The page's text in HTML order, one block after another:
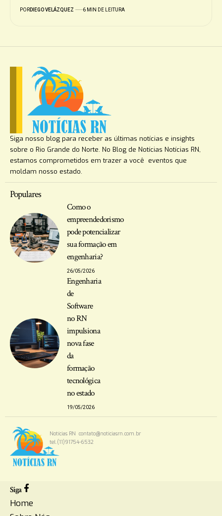
PORDIEGO VELÁZQUEZ 6 MIN DE LEITURA
Siga nosso blog para receber as últimas notícias e insights
sobre o Rio Grande do Norte. No Blog de Notícias Notícias RN,
estamos comprometidos em trazer a você eventos que
moldam nosso estado.
Populares
Como o
empreendedorismo
pode potencializar
sua formação em
engenharia?
26/05/2026
Engenharia
de
Software
no RN
impulsiona
nova fase
da
formação
tecnológica
no estado
19/05/2026
Notícias RNcontato@noticiasrn.com.br
tel.(11)91754-6532
Siga
Home